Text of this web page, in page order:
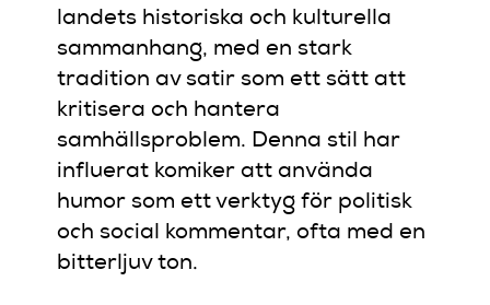
landets historiska och kulturella
sammanhang, med en stark
tradition av satir som ett sätt att
kritisera och hantera
samhällsproblem. Denna stil har
influerat komiker att använda
humor som ett verktyg för politisk
och social kommentar, ofta med en
bitterljuv ton.